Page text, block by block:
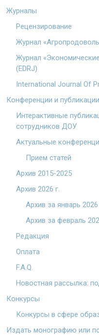
Журналы
Рецензирование
Журнал
Журнал
(EDRJ)
International Journal Of
Конференции и публикации
Интерактивные
сотрудников ДОУ
Актуальные
Прием статей
Архив 2015-2025
Архив 2026 г.
Архив за январь
Архив за февраль
Редакция
Оплата
F.A.Q.
Новостная рассылка:
Конкурсы
Конкурсы в сфере
Издать монографию или